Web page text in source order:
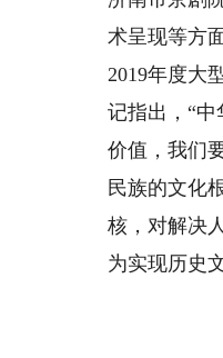
术呈现等方
2019年度大
记指出，“
价值，我们
民族的文化
核，对解决
为实现历史